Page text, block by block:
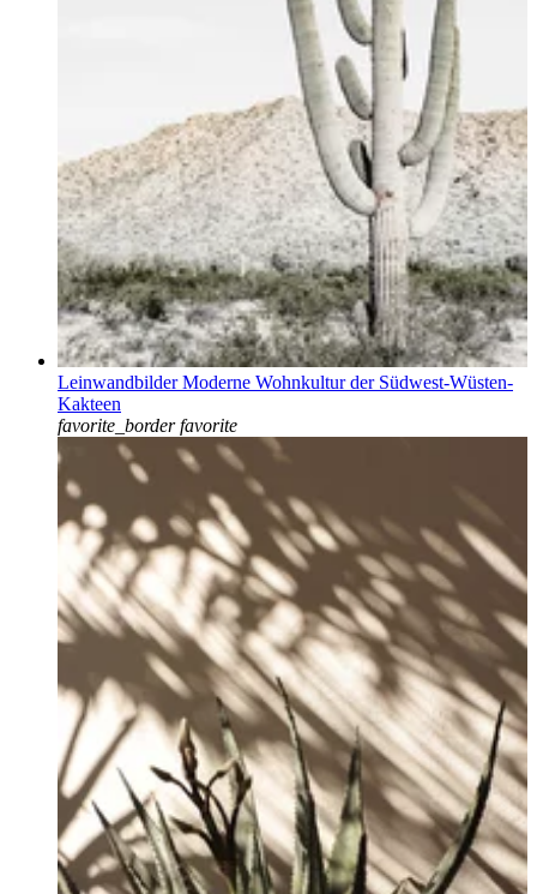
Leinwandbilder Moderne Wohnkultur der Südwest-Wüsten-
Kakteen
favorite_border favorite